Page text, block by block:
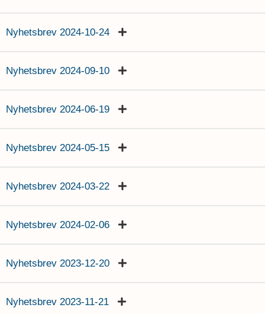
Nyhetsbrev 2024-10-24
Nyhetsbrev 2024-09-10
Nyhetsbrev 2024-06-19
Nyhetsbrev 2024-05-15
Nyhetsbrev 2024-03-22
Nyhetsbrev 2024-02-06
Nyhetsbrev 2023-12-20
Nyhetsbrev 2023-11-21